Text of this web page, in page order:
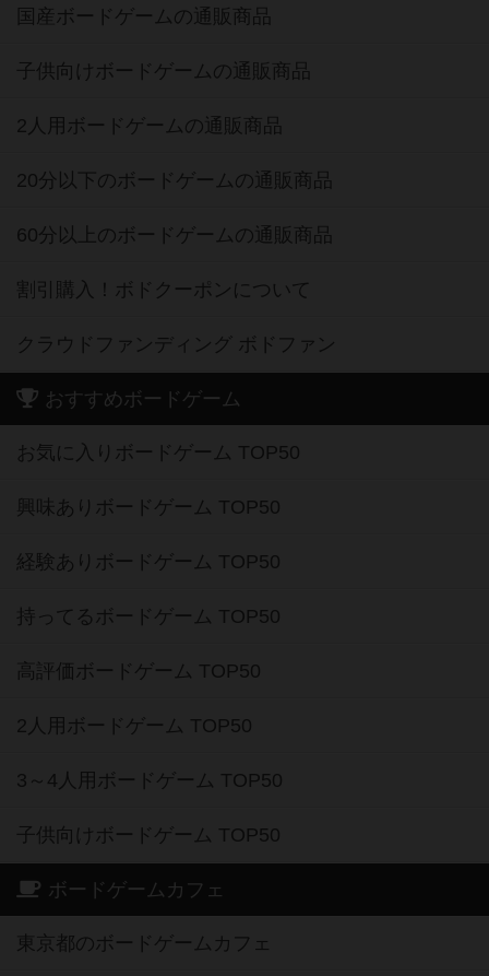
国産ボードゲームの通販商品
子供向けボードゲームの通販商品
2人用ボードゲームの通販商品
20分以下のボードゲームの通販商品
60分以上のボードゲームの通販商品
割引購入！ボドクーポンについて
クラウドファンディング ボドファン
おすすめボードゲーム
お気に入りボードゲーム TOP50
興味ありボードゲーム TOP50
経験ありボードゲーム TOP50
持ってるボードゲーム TOP50
高評価ボードゲーム TOP50
2人用ボードゲーム TOP50
3～4人用ボードゲーム TOP50
子供向けボードゲーム TOP50
ボードゲームカフェ
東京都のボードゲームカフェ